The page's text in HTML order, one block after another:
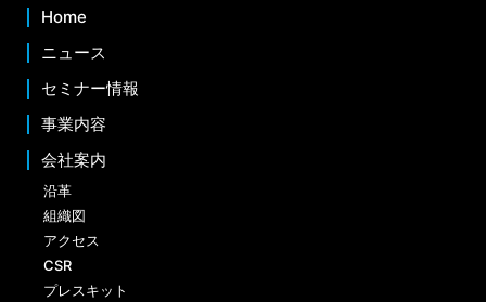
Home
ニュース
セミナー情報
事業内容
会社案内
沿革
組織図
アクセス
CSR
プレスキット